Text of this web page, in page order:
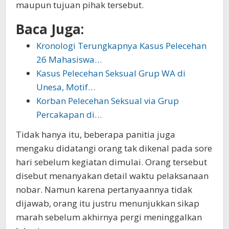
maupun tujuan pihak tersebut.
Baca Juga:
Kronologi Terungkapnya Kasus Pelecehan
26 Mahasiswa…
Kasus Pelecehan Seksual Grup WA di
Unesa, Motif…
Korban Pelecehan Seksual via Grup
Percakapan di…
Tidak hanya itu, beberapa panitia juga
mengaku didatangi orang tak dikenal pada sore
hari sebelum kegiatan dimulai. Orang tersebut
disebut menanyakan detail waktu pelaksanaan
nobar. Namun karena pertanyaannya tidak
dijawab, orang itu justru menunjukkan sikap
marah sebelum akhirnya pergi meninggalkan